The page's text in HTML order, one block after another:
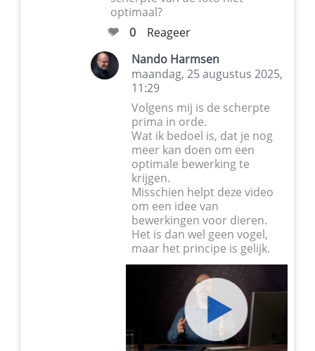
optimaal?
0
Reageer
Nando Harmsen
maandag, 25 augustus 2025,
11:29
Volgens mij is de scherpte
prima in orde.
Wat ik bedoel is, dat je nog
meer kan doen om een
optimale bewerking te
krijgen.
Misschien helpt deze video
om een idee van
bewerkingen voor dieren.
Het is dan wel geen vogel,
maar het principe is gelijk.